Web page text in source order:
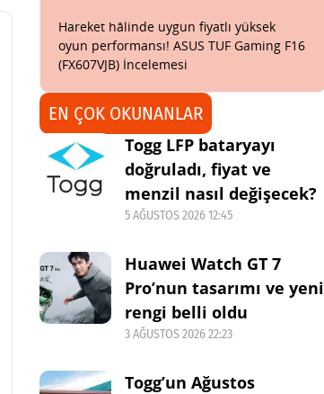
Hareket hâlinde uygun fiyatlı yüksek
oyun performansı! ASUS TUF Gaming F16
(FX607VJB) İncelemesi
EN ÇOK OKUNANLAR
Togg LFP bataryayı
doğruladı, fiyat ve
menzil nasıl değişecek?
5 AĞUSTOS 2026 12:45
Huawei Watch GT 7
Pro’nun tasarımı ve yeni
rengi belli oldu
3 AĞUSTOS 2026 22:23
Togg’un Ağustos